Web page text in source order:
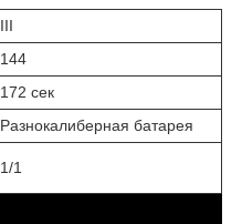
III
144
172 сек
Разнокалиберная батарея
1/1